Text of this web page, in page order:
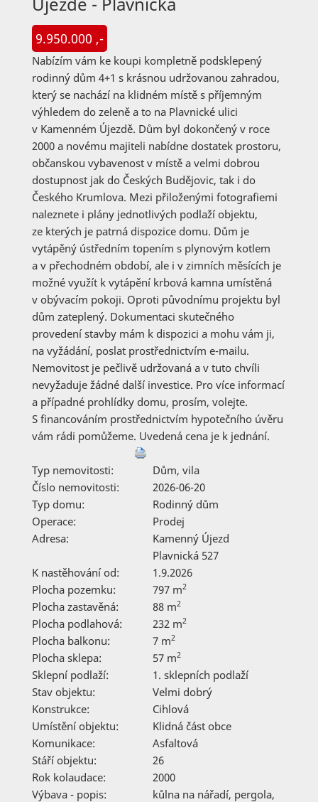
9.950.000 ,-
Nabízím vám ke koupi kompletně podsklepený
rodinný dům 4+1 s krásnou udržovanou zahradou,
který se nachází na klidném místě s příjemným
výhledem do zeleně a to na Plavnické ulici
v Kamenném Újezdě. Dům byl dokončený v roce
2000 a novému majiteli nabídne dostatek prostoru,
občanskou vybavenost v místě a velmi dobrou
dostupnost jak do Českých Budějovic, tak i do
Českého Krumlova. Mezi přiloženými fotografiemi
naleznete i plány jednotlivých podlaží objektu,
ze kterých je patrná dispozice domu. Dům je
vytápěný ústředním topením s plynovým kotlem
a v přechodném období, ale i v zimních měsících je
možné využít k vytápění krbová kamna umístěná
v obývacím pokoji. Oproti původnímu projektu byl
dům zateplený. Dokumentaci skutečného
provedení stavby mám k dispozici a mohu vám ji,
na vyžádání, poslat prostřednictvím e-mailu.
Nemovitost je pečlivě udržovaná a v tuto chvíli
nevyžaduje žádné další investice. Pro více informací
a případné prohlídky domu, prosím, volejte.
S financováním prostřednictvím hypotečního úvěru
vám rádi pomůžeme. Uvedená cena je k jednání.
Typ nemovitosti:
Dům, vila
Číslo nemovitosti:
2026-06-20
Typ domu:
Rodinný dům
Operace:
Prodej
Adresa:
Kamenný Újezd
Plavnická 527
K nastěhování od:
1.9.2026
Plocha pozemku:
797 m2
Plocha zastavěná: 88 m2
Plocha podlahová: 232 m2
Plocha balkonu: 7 m2
Plocha sklepa: 57 m2
Sklepní podlaží:
1. sklepních podlaží
Stav objektu:
Velmi dobrý
Konstrukce:
Cihlová
Umístění objektu:
Klidná část obce
Komunikace:
Asfaltová
Stáří objektu:
26
Rok kolaudace:
2000
Výbava - popis:
kůlna na nářadí, pergola,